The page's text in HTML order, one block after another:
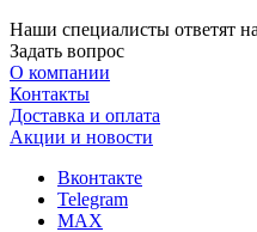
Наши специалисты ответят
Задать вопрос
О компании
Контакты
Доставка и оплата
Акции и новости
Вконтакте
Telegram
MAX